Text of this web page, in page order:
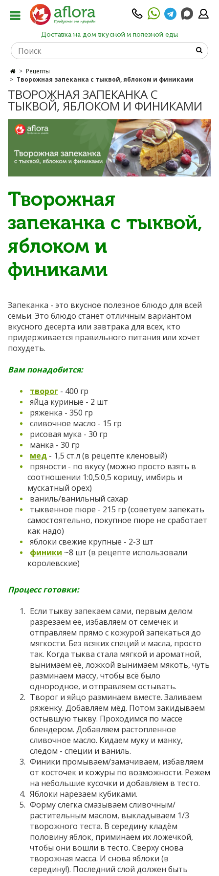
Доставка на дом вкусной и полезной еды
Рецепты
Творожная запеканка с тыквой, яблоком и финиками
ТВОРОЖНАЯ ЗАПЕКАНКА С
ТЫКВОЙ, ЯБЛОКОМ И ФИНИКАМИ
Творожная
запеканка с тыквой,
яблоком и
финиками
Запеканка - это вкусное полезное блюдо для всей
семьи. Это блюдо станет отличным вариантом
вкусного десерта или завтрака для всех, кто
придерживается правильного питания или хочет
похудеть.
Вам понадобится:
творог - 400 гр
яйца куриные - 2 шт
ряженка - 350 гр
сливочное масло - 15 гр
рисовая мука - 30 гр
манка - 30 гр
мед - 1,5 ст.л (в рецепте кленовый)
пряности - по вкусу (можно просто взять в
соотношении 1:0,5:0,5 корицу, имбирь и
мускатный орех)
ваниль/ванильный сахар
тыквенное пюре - 215 гр (советуем запекать
самостоятельно, покупное пюре не сработает
как надо)
яблоки свежие крупные - 2-3 шт
финики ~8 шт (в рецепте использовали
королевские)
Процесс готовки:
Если тыкву запекаем сами, первым делом
разрезаем ее, избавляем от семечек и
отправляем прямо с кожурой запекаться до
мягкости. Без всяких специй и масла, просто
так. Когда тыква стала мягкой и ароматной,
вынимаем её, ложкой вынимаем мякоть, чуть
разминаем массу, чтобы всё было
однородное, и отправляем остывать.
Творог и яйцо разминаем вместе. Заливаем
ряженку. Добавляем мёд. Потом закидываем
остывшую тыкву. Проходимся по массе
блендером. Добавляем растопленное
сливочное масло. Кидаем муку и манку,
следом - специи и ваниль.
Финики промываем/замачиваем, избавляем
от косточек и кожуры по возможности. Режем
на небольшие кусочки и добавляем в тесто.
Яблоки нарезаем кубиками.
Форму слегка смазываем сливочным/
растительным маслом, выкладываем 1/3
творожного теста. В середину кладём
половину яблок, приминаем их ложечкой,
чтобы они вошли в тесто. Сверху снова
творожная масса. И снова яблоки (в
середину!). Последний слой должен быть